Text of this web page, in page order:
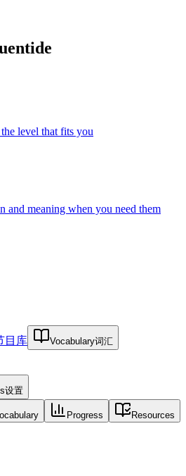
level that fits you
and meaning when you need them
目库 Vocabulary词汇
设置
Progress Resources